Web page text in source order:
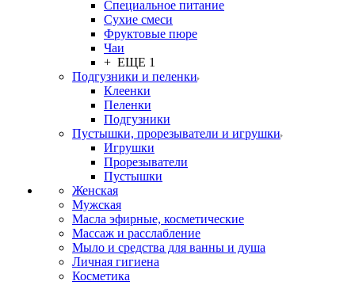
Специальное питание
Сухие смеси
Фруктовые пюре
Чаи
+ ЕЩЕ 1
Подгузники и пеленки
Клеенки
Пеленки
Подгузники
Пустышки, прорезыватели и игрушки
Игрушки
Прорезыватели
Пустышки
Женская
Мужская
Масла эфирные, косметические
Массаж и расслабление
Мыло и средства для ванны и душа
Личная гигиена
Косметика